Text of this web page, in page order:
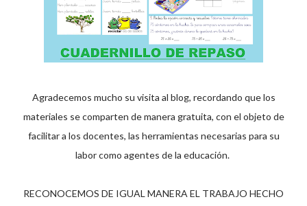
Agradecemos mucho su visita al blog, recordando que los
materiales se comparten de manera gratuita, con el objeto de
facilitar a los docentes, las herramientas necesarias para su
labor como agentes de la educación.
RECONOCEMOS DE IGUAL MANERA EL TRABAJO HECHO